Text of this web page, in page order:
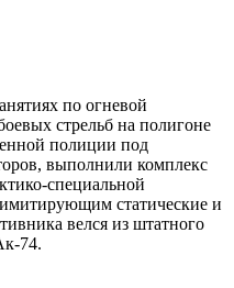
по огневой
стрельб на полигоне
полиции под
выполнили комплекс
специальной
статические и
велся из штатного
74.